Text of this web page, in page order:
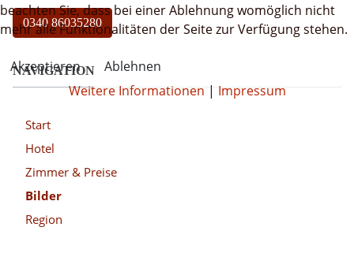
0340 86035280
NAVIGATION
Start
Hotel
Zimmer & Preise
Bilder
Region
beachten Sie, dass bei einer Ablehnung womöglich nicht
mehr alle Funktionalitäten der Seite zur Verfügung stehen.
Akzeptieren
Ablehnen
Weitere Informationen | Impressum